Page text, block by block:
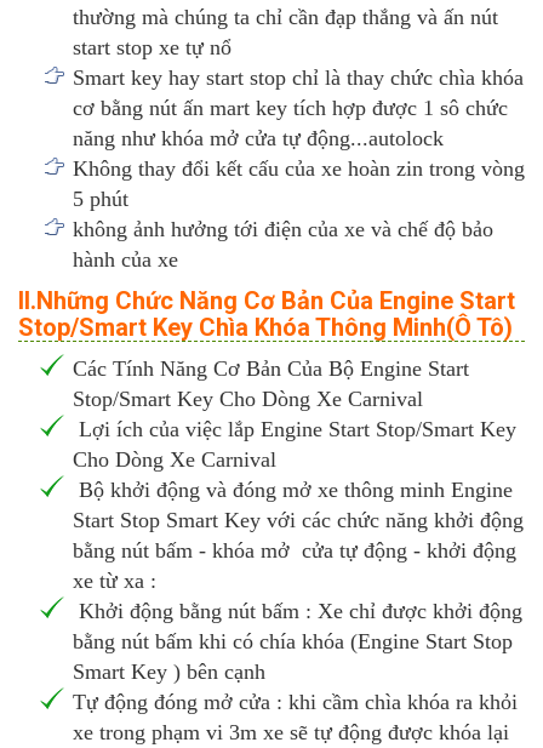
thường mà chúng ta chỉ cần đạp thắng và ấn nút
start stop xe tự nổ
Smart key hay start stop chỉ là thay chức chìa khóa
cơ bằng nút ấn mart key tích hợp được 1 sô chức
năng như khóa mở cửa tự động...autolock
Không thay đổi kết cấu của xe hoàn zin trong vòng
5 phút
không ảnh hưởng tới điện của xe và chế độ bảo
hành của xe
II.Những Chức Năng Cơ Bản Của Engine Start
Stop/Smart Key Chìa Khóa Thông Minh(Ô Tô)
Các Tính Năng Cơ Bản Của Bộ Engine Start
Stop/Smart Key Cho Dòng Xe Carnival
Lợi ích của việc lắp Engine Start Stop/Smart Key
Cho Dòng Xe Carnival
Bộ khởi động và đóng mở xe thông minh Engine
Start Stop Smart Key với các chức năng khởi động
bằng nút bấm - khóa mở cửa tự động - khởi động
xe từ xa :
Khởi động bằng nút bấm : Xe chỉ được khởi động
bằng nút bấm khi có chía khóa (Engine Start Stop
Smart Key ) bên cạnh
Tự động đóng mở cửa : khi cầm chìa khóa ra khỏi
xe trong phạm vi 3m xe sẽ tự động được khóa lại